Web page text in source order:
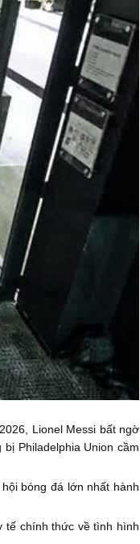
Lionel Messi bất ngờ
Philadelphia Union cầm
bóng đá lớn nhất hành
tế chính thức về tình hình